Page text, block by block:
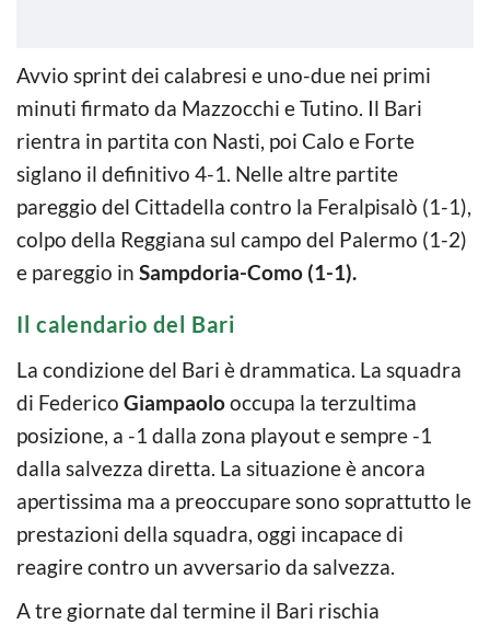
Avvio sprint dei calabresi e uno-due nei primi
minuti firmato da Mazzocchi e Tutino. Il Bari
rientra in partita con Nasti, poi Calo e Forte
siglano il definitivo 4-1. Nelle altre partite
pareggio del Cittadella contro la Feralpisalò (1-1),
colpo della Reggiana sul campo del Palermo (1-2)
e pareggio in Sampdoria-Como (1-1).
Il calendario del Bari
La condizione del Bari è drammatica. La squadra
di Federico Giampaolooccupa la terzultima
posizione, a -1 dalla zona playout e sempre -1
dalla salvezza diretta. La situazione è ancora
apertissima ma a preoccupare sono soprattutto le
prestazioni della squadra, oggi incapace di
reagire contro un avversario da salvezza.
A tre giornate dal termine il Bari rischia